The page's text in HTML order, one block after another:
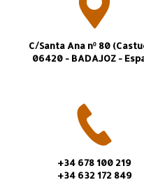
C/Santa Ana nº 80
06420 - BADAJOZ -
+34 678 100 219
+34 632 172 849